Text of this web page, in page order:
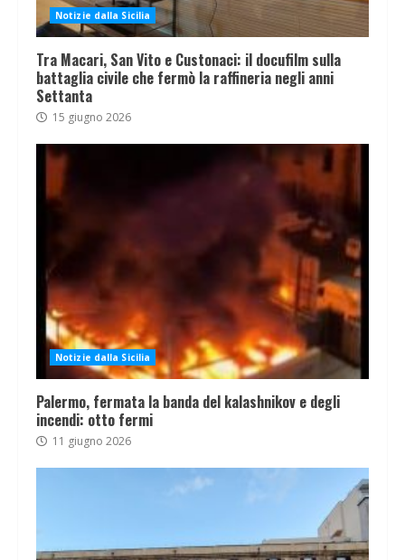
Notizie dalla Sicilia
Tra Macari, San Vito e Custonaci: il docufilm sulla
battaglia civile che fermò la raffineria negli anni
Settanta
15 giugno 2026
Notizie dalla Sicilia
Palermo, fermata la banda del kalashnikov e degli
incendi: otto fermi
11 giugno 2026